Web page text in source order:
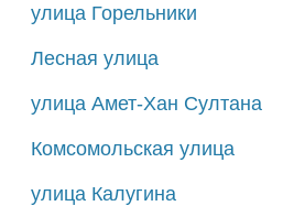
улица Горельники
Лесная улица
улица Амет-Хан Султана
Комсомольская улица
улица Калугина